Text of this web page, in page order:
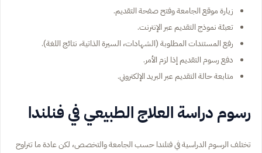
زيارة موقع الجامعة وفتح صفحة التقديم.
تعبئة نموذج التقديم عبر الإنترنت.
رفع المستندات المطلوبة (الشهادات، السيرة الذاتية، نتائج اللغة).
دفع رسوم التقديم إذا لزم الأمر.
متابعة حالة التقديم عبر البريد الإلكتروني.
رسوم دراسة العلاج الطبيعي في فنلندا
تختلف الرسوم الدراسية في فنلندا حسب الجامعة والتخصص، لكن عادة ما تتراوح